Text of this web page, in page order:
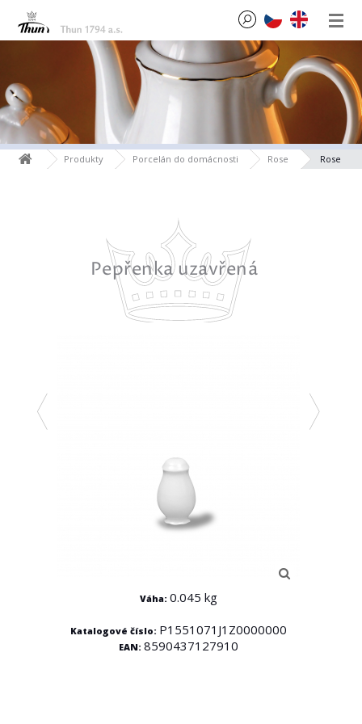
Produkty Porcelán do domácnosti Rose Rose
Pepřenka uzavřená
Váha:0.045 kg
Katalogové číslo: P1551071J1Z0000000
EAN:8590437127910